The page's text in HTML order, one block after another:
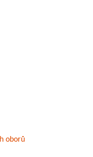
oborů